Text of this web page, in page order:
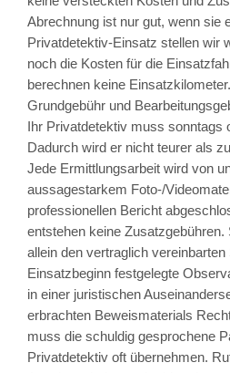
Abrechnung ist nur gut, wenn sie
Privatdetektiv-Einsatz stellen wir
noch die Kosten für die
berechnen keine
Grundgebühr und
Ihr Privatdetektiv muss sonntags
Dadurch wird er nicht teurer als
Jede Ermittlungsarbeit wird von
aussagestarkem Foto-/
professionellen Bericht
entstehen keine Zusatzgebühren.
allein den vertraglich
Einsatzbeginn festgelegte
in einer juristischen
erbrachten Beweismaterials
muss die schuldig gesprochene
Privatdetektiv oft übernehmen.